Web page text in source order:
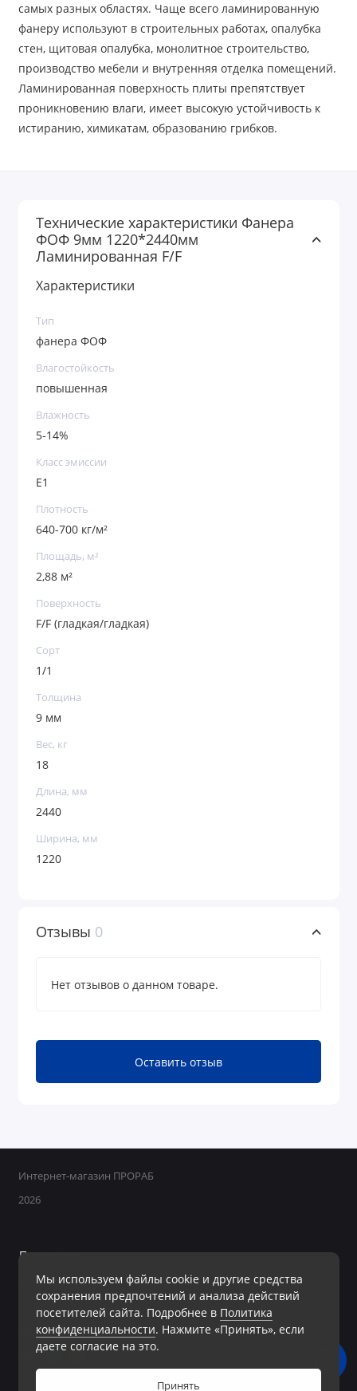
самых разных областях. Чаще всего ламинированную
фанеру используют в строительных работах, опалубка
стен, щитовая опалубка, монолитное строительство,
производство мебели и внутренняя отделка помещений.
Ламинированная поверхность плиты препятствует
проникновению влаги, имеет высокую устойчивость к
истиранию, химикатам, образованию грибков.
Технические характеристики Фанера
ФОФ 9мм 1220*2440мм
Ламинированная F/F
Характеристики
Тип
фанера ФОФ
Влагостойкость
повышенная
Влажность
5-14%
Класс эмиссии
Е1
Плотность
640-700 кг/м²
Площадь, м²
2,88 м²
Поверхность
F/F (гладкая/гладкая)
Сорт
1/1
Толщина
9 мм
Вес, кг
18
Длина, мм
2440
Ширина, мм
1220
Отзывы 0
Нет отзывов о данном товаре.
Оставить отзыв
Мы используем файлы cookie и другие средства
сохранения предпочтений и анализа действий
посетителей сайта. Подробнее в Политика
конфиденциальности. Нажмите «Принять», если
даете согласие на это.
Принять
Интернет-магазин ПРОРАБ
2026
Поддержка
+7 950 800-40-09
Ежедневно с 8:00 до 19:00 Без перерывов и выходных
Мы в сети